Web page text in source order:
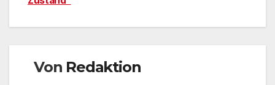
Von Redaktion